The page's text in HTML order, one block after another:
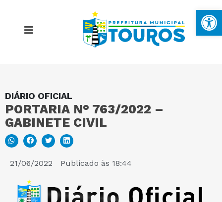
DIÁRIO OFICIAL
PORTARIA N° 763/2022 –
GABINETE CIVIL
21/06/2022 Publicado às 18:44
MAPA DO SITE
PORTAL DA TRANSPARÊNCIA
E-SIC
PERGUNTAS FREQUENTES